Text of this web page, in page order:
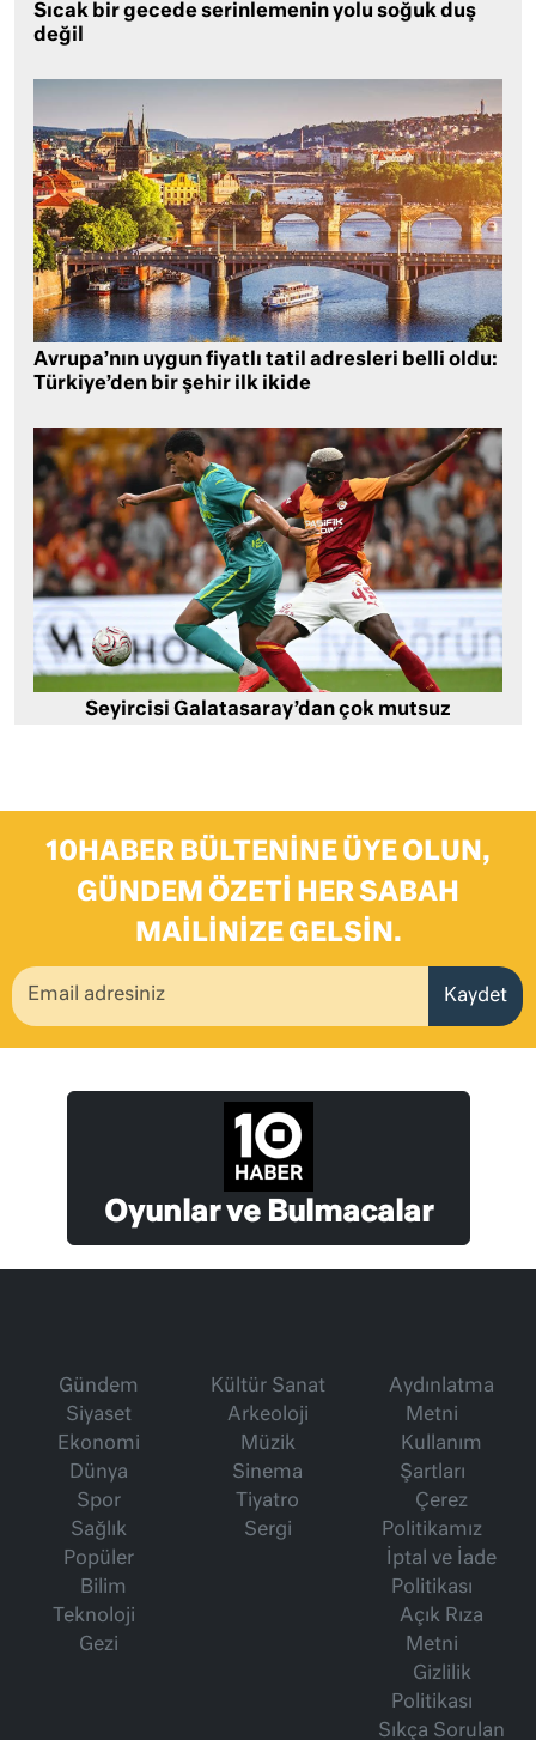
Sıcak bir gecede serinlemenin yolu soğuk duş
değil
Avrupa’nın uygun fiyatlı tatil adresleri belli oldu:
Türkiye’den bir şehir ilk ikide
Seyircisi Galatasaray’dan çok mutsuz
10HABER BÜLTENINE ÜYE OLUN,
GÜNDEM ÖZETI HER SABAH
MAILINIZE GELSIN.
Kaydet
Oyunlar ve Bulmacalar
Gündem
Siyaset
Ekonomi
Dünya
Spor
Sağlık
Popüler
Bilim
Teknoloji
Gezi
Kültür Sanat
Arkeoloji
Müzik
Sinema
Tiyatro
Sergi
Aydınlatma
Metni
Kullanım
Şartları
Çerez
Politikamız
İptal ve İade
Politikası
Açık Rıza
Metni
Gizlilik
Politikası
Sıkça Sorulan